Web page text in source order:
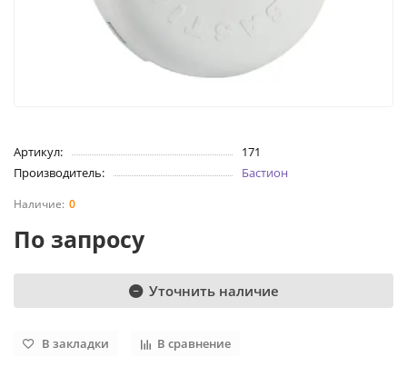
Артикул:
171
Производитель:
Бастион
0
По запросу
Уточнить наличие
В закладки В сравнение